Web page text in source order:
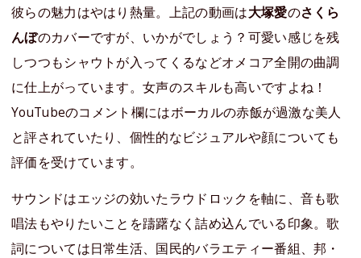
彼らの魅力はやはり熱量。上記の動画は大塚愛のさくら
んぼのカバーですが、いかがでしょう？可愛い感じを残
しつつもシャウトが入ってくるなどオメコア全開の曲調
に仕上がっています。女声のスキルも高いですよね！
YouTubeのコメント欄にはボーカルの赤飯が過激な美人
と評されていたり、個性的なビジュアルや顔についても
評価を受けています。
サウンドはエッジの効いたラウドロックを軸に、音も歌
唱法もやりたいことを躊躇なく詰め込んでいる印象。歌
詞については日常生活、国民的バラエティー番組、邦・